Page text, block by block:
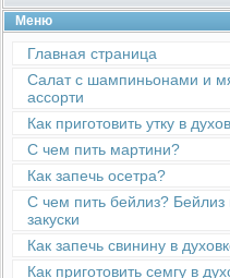
Меню
Главная страница
Салат с шампиньонами и
ассорти
Как приготовить утку в
С чем пить мартини?
Как запечь осетра?
С чем пить бейлиз? Бейлиз
закуски
Как запечь свинину в
Как приготовить семгу в